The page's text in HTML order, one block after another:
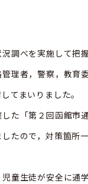
調べを実施して把
理者，警察，教育
てまいりました。
た「第２回函館市
たので，対策箇所
童生徒が安全に通